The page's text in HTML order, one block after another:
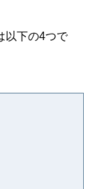
以下の4つで